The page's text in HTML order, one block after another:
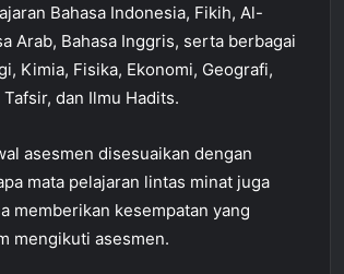
Bahasa Indonesia, Fikih, Al-
Arab, Bahasa Inggris, serta berbagai
Kimia, Fisika, Ekonomi, Geografi,
dan Ilmu Hadits.
asesmen disesuaikan dengan
mata pelajaran lintas minat juga
memberikan kesempatan yang
mengikuti asesmen.